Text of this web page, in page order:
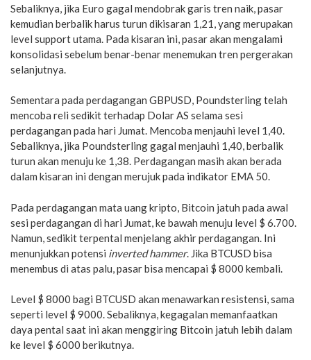
Sebaliknya, jika Euro gagal mendobrak garis tren naik, pasar
kemudian berbalik harus turun dikisaran 1,21, yang merupakan
level support utama. Pada kisaran ini, pasar akan mengalami
konsolidasi sebelum benar-benar menemukan tren pergerakan
selanjutnya.
Sementara pada perdagangan GBPUSD, Poundsterling telah
mencoba reli sedikit terhadap Dolar AS selama sesi
perdagangan pada hari Jumat. Mencoba menjauhi level 1,40.
Sebaliknya, jika Poundsterling gagal menjauhi 1,40, berbalik
turun akan menuju ke 1,38. Perdagangan masih akan berada
dalam kisaran ini dengan merujuk pada indikator EMA 50.
Pada perdagangan mata uang kripto, Bitcoin jatuh pada awal
sesi perdagangan di hari Jumat, ke bawah menuju level $ 6.700.
Namun, sedikit terpental menjelang akhir perdagangan. Ini
menunjukkan potensi inverted hammer. Jika BTCUSD bisa
menembus di atas palu, pasar bisa mencapai $ 8000 kembali.
Level $ 8000 bagi BTCUSD akan menawarkan resistensi, sama
seperti level $ 9000. Sebaliknya, kegagalan memanfaatkan
daya pental saat ini akan menggiring Bitcoin jatuh lebih dalam
ke level $ 6000 berikutnya.